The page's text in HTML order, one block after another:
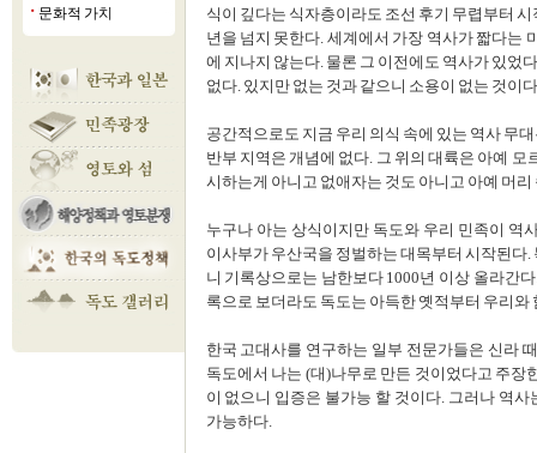
■ 문화적 가치
식이 깊다는 식자층이라도 조선 후기 무렵부터
년을 넘지 못한다. 세계에서 가장 역사가 짧다는
에 지나지 않는다. 물론 그 이전에도 역사가 있었
없다. 있지만 없는 것과 같으니 소용이 없는 것이
공간적으로도 지금 우리 의식 속에 있는 역사 무
반부 지역은 개념에 없다. 그 위의 대륙은 아예
시하는게 아니고 없애자는 것도 아니고 아예 머리
누구나 아는 상식이지만 독도와 우리 민족이 역
이사부가 우산국을 정벌하는 대목부터 시작된다
니 기록상으로는 남한보다 1000년 이상 올라간
록으로 보더라도 독도는 아득한 옛적부터 우리와
한국 고대사를 연구하는 일부 전문가들은 신라
독도에서 나는 (대)나무로 만든 것이었다고 주장
이 없으니 입증은 불가능 할 것이다. 그러나 역
가능하다.